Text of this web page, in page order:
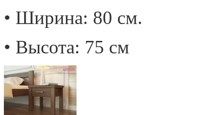
• Ширина: 80 см.
• Высота: 75 см